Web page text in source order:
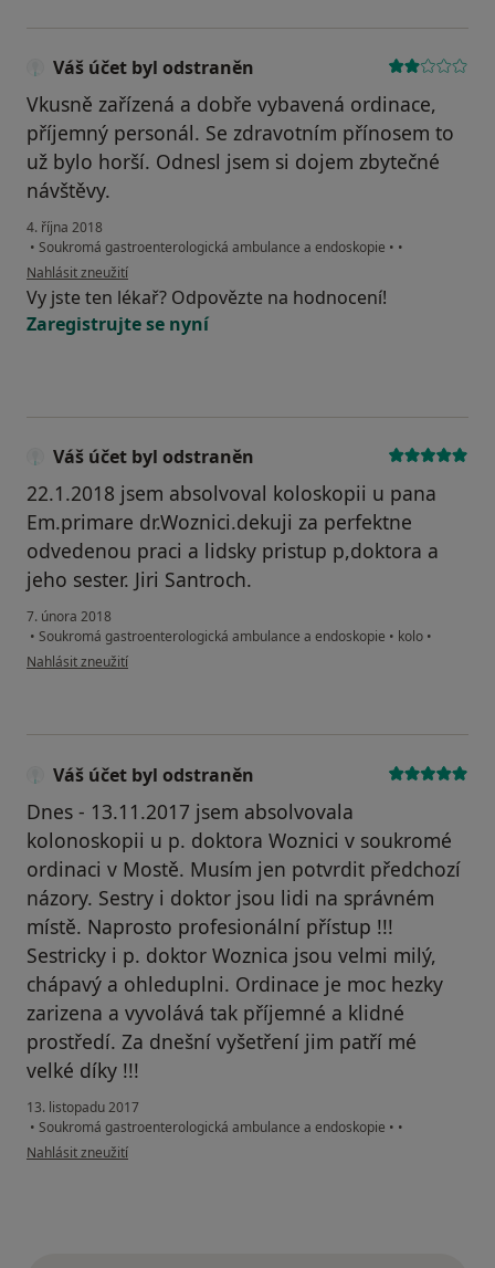
Váš účet byl odstraněn
Vkusně zařízená a dobře vybavená ordinace,
příjemný personál. Se zdravotním přínosem to
už bylo horší. Odnesl jsem si dojem zbytečné
návštěvy.
4. října 2018
• Soukromá gastroenterologická ambulance a endoskopie • •
podle názoru uživatele Váš účet byl odstraněn
Nahlásit zneužití
Vy jste ten lékař? Odpovězte na hodnocení!
Zaregistrujte se nyní
Váš účet byl odstraněn
22.1.2018 jsem absolvoval koloskopii u pana
Em.primare dr.Woznici.dekuji za perfektne
odvedenou praci a lidsky pristup p,doktora a
jeho sester. Jiri Santroch.
7. února 2018
• Soukromá gastroenterologická ambulance a endoskopie • kolo •
podle názoru uživatele Váš účet byl odstraněn
Nahlásit zneužití
Váš účet byl odstraněn
Dnes - 13.11.2017 jsem absolvovala
kolonoskopii u p. doktora Woznici v soukromé
ordinaci v Mostě. Musím jen potvrdit předchozí
názory. Sestry i doktor jsou lidi na správném
místě. Naprosto profesionální přístup !!!
Sestricky i p. doktor Woznica jsou velmi milý,
chápavý a ohleduplni. Ordinace je moc hezky
zarizena a vyvolává tak příjemné a klidné
prostředí. Za dnešní vyšetření jim patří mé
velké díky !!!
13. listopadu 2017
• Soukromá gastroenterologická ambulance a endoskopie • •
podle názoru uživatele Váš účet byl odstraněn
Nahlásit zneužití